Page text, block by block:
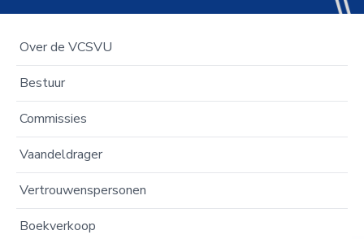
Over de VCSVU
Bestuur
Commissies
Vaandeldrager
Vertrouwenspersonen
Boekverkoop